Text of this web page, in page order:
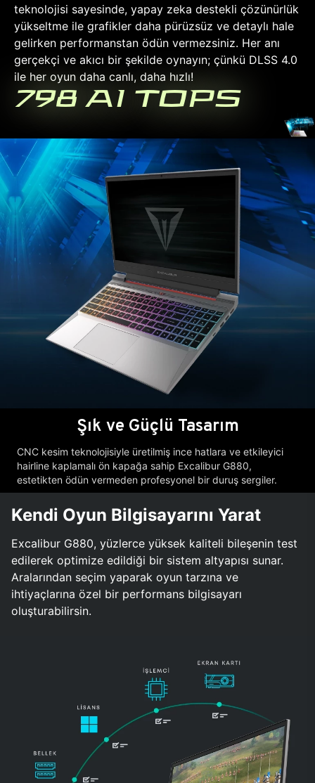
teknolojisi sayesinde, yapay zeka destekli çözünürlük
yükseltme ile grafikler daha pürüzsüz ve detaylı hale
gelirken performanstan ödün vermezsiniz. Her anı
gerçekçi ve akıcı bir şekilde oynayın; çünkü DLSS 4.0
ile her oyun daha canlı, daha hızlı!
798 AI TOPS
Şık ve Güçlü Tasarım
CNC kesim teknolojisiyle üretilmiş ince hatlara ve etkileyici
hairline kaplamalı ön kapağa sahip Excalibur G880,
estetikten ödün vermeden profesyonel bir duruş sergiler.
Kendi Oyun Bilgisayarını Yarat
Excalibur G880, yüzlerce yüksek kaliteli bileşenin test
edilerek optimize edildiği bir sistem altyapısı sunar.
Aralarından seçim yaparak oyun tarzına ve
ihtiyaçlarına özel bir performans bilgisayarı
oluşturabilirsin.